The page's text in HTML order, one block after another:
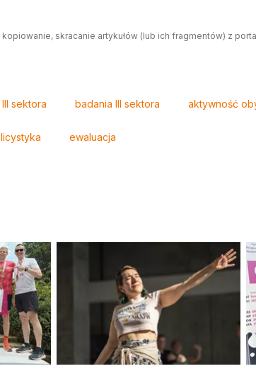
kopiowanie, skracanie artykułów (lub ich fragmentów) z
sektora badania III sektora aktywność
ewaluacja